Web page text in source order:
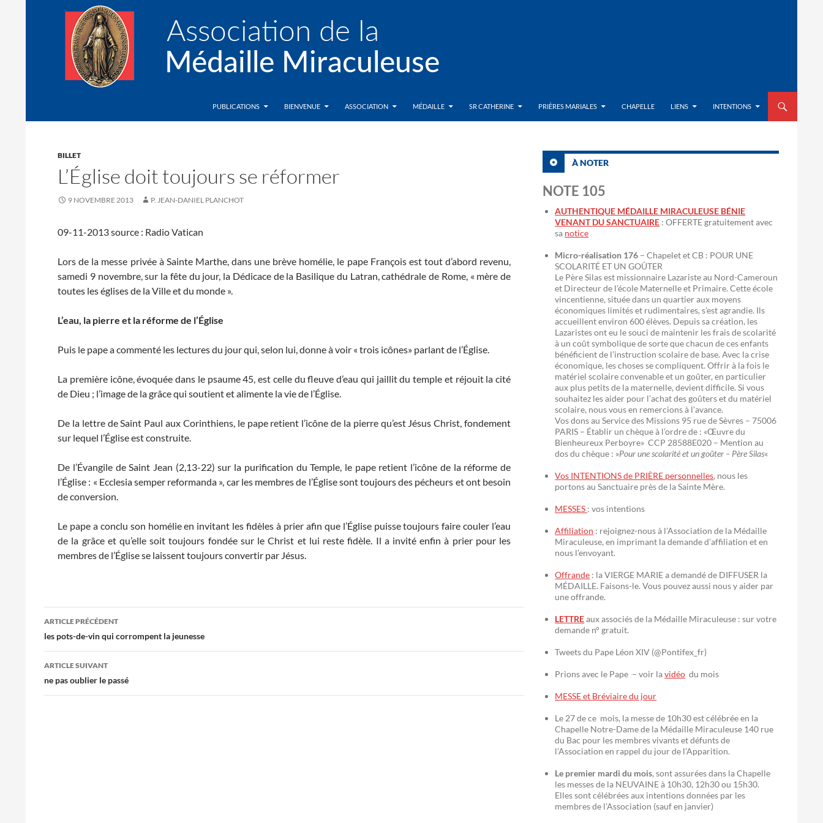
Association de la Médaille MiraculeusePUBLICATIONS
BIENVENUE ASSOCIATION MÉDAILLE SR CATHERINE PRIÈRES MARIALES CHAPELLE LIENS INTENTIONS
BILLET
L’Église doit toujours se réformer
9 NOVEMBRE 2013 P. JEAN-DANIEL PLANCHOT
09-11-2013 source : Radio Vatican
Lors de la messe privée à Sainte Marthe, dans une brève homélie, le pape François est tout d’abord revenu,
samedi 9 novembre, sur la fête du jour, la Dédicace de la Basilique du Latran, cathédrale de Rome, « mère de
toutes les églises de la Ville et du monde ».
L’eau, la pierre et la réforme de l’Église
Puis le pape a commenté les lectures du jour qui, selon lui, donne à voir « trois icônes» parlant de l’Église.
La première icône, évoquée dans le psaume 45, est celle du fleuve d’eau qui jaillit du temple et réjouit la cité
de Dieu ; l’image de la grâce qui soutient et alimente la vie de l’Église.
De la lettre de Saint Paul aux Corinthiens, le pape retient l’icône de la pierre qu’est Jésus Christ, fondement
sur lequel l’Église est construite.
De l’Évangile de Saint Jean (2,13-22) sur la purification du Temple, le pape retient l’icône de la réforme de
l’Église : « Ecclesia semper reformanda », car les membres de l’Église sont toujours des pécheurs et ont besoin
de conversion.
Le pape a conclu son homélie en invitant les fidèles à prier afin que l’Église puisse toujours faire couler l’eau
de la grâce et qu’elle soit toujours fondée sur le Christ et lui reste fidèle. Il a invité enfin à prier pour les
membres de l’Église se laissent toujours convertir par Jésus.
Navigation
des
articles
ARTICLE PRÉCÉDENT
les pots-de-vin qui corrompent la jeunesse
ARTICLE SUIVANT
ne pas oublier le passé
À NOTER
NOTE 105
AUTHENTIQUE MÉDAILLE MIRACULEUSE BÉNIE
VENANT DU SANCTUAIRE : OFFERTE gratuitement avec
sa notice
Micro-réalisation 176 – Chapelet et CB : POUR UNE
SCOLARITÉ ET UN GOÛTER
Le Père Silas est missionnaire Lazariste au Nord-Cameroun
et Directeur de l’école Maternelle et Primaire. Cette école
vincentienne, située dans un quartier aux moyens
économiques limités et rudimentaires, s’est agrandie. Ils
accueillent environ 600 élèves. Depuis sa création, les
Lazaristes ont eu le souci de maintenir les frais de scolarité
à un coût symbolique de sorte que chacun de ces enfants
bénéficient de l’instruction scolaire de base. Avec la crise
économique, les choses se compliquent. Offrir à la fois le
matériel scolaire convenable et un goûter, en particulier
aux plus petits de la maternelle, devient difficile. Si vous
souhaitez les aider pour l’achat des goûters et du matériel
scolaire, nous vous en remercions à l’avance.
Vos dons au Service des Missions 95 rue de Sèvres – 75006
PARIS – Établir un chèque à l’ordre de : «Œuvre du
Bienheureux Perboyre» CCP 28588E020 – Mention au
dos du chèque : »Pour une scolarité et un goûter – Père Silas«
Vos INTENTIONS de PRIÈRE personnelles, nous les
portons au Sanctuaire près de la Sainte Mère.
MESSES : vos intentions
Affiliation : rejoignez-nous à l’Association de la Médaille
Miraculeuse, en imprimant la demande d’affiliation et en
nous l’envoyant.
Offrande : la VIERGE MARIE a demandé de DIFFUSER la
MÉDAILLE. Faisons-le. Vous pouvez aussi nous y aider par
une offrande.
LETTREaux associés de la Médaille Miraculeuse : sur votre
demande n° gratuit.
Tweets du Pape Léon XIV (@Pontifex_fr)
Prions avec le Pape – voir lavidéo du mois
MESSE et Bréviaire du jour
Le 27 de ce mois, la messe de 10h30 est célébrée en la
Chapelle Notre-Dame de la Médaille Miraculeuse 140 rue
du Bac pour les membres vivants et défunts de
l’Association en rappel du jour de l’Apparition.
Le premier mardi du mois, sont assurées dans la Chapelle
les messes de la NEUVAINE à 10h30, 12h30 ou 15h30.
Elles sont célébrées aux intentions données par les
membres de l’Association (sauf en janvier)